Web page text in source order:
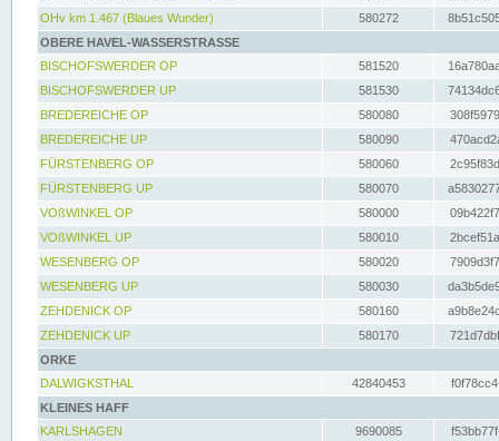
OHv km 1.467 (Blaues Wunder)
580272
OBERE HAVEL-WASSERSTRASSE
BISCHOFSWERDER OP
581520
BISCHOFSWERDER UP
581530
BREDEREICHE OP
580080
BREDEREICHE UP
580090
FÜRSTENBERG OP
580060
FÜRSTENBERG UP
580070
VOßWINKEL OP
580000
VOßWINKEL UP
580010
WESENBERG OP
580020
WESENBERG UP
580030
ZEHDENICK OP
580160
ZEHDENICK UP
580170
ORKE
DALWIGKSTHAL
42840453
KLEINES HAFF
KARLSHAGEN
9690085